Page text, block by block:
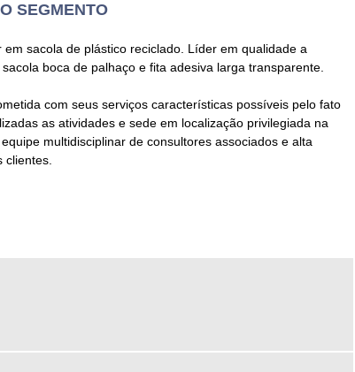
SEGMENTO
em sacola de plástico reciclado . Líder em qualidade a
boca de palhaço e fita adesiva larga transparente.
com seus serviços características possíveis pelo fato
as atividades e sede em localização privilegiada na
multidisciplinar de consultores associados e alta